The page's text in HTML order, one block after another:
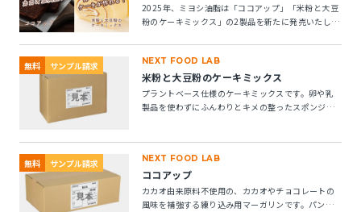
2025年、ミヨシ油脂は「ココアップ」「米粉と大豆
粉のケーキミックス」の2製品を新たに発売いたしま
無料 サンプル請求 NEXT FOOD LAB
米粉と大豆粉のケーキミックス
プラントベース仕様のケーキミックスです。卵や乳
製品を使わずにふんわりとキメの整ったスポンジケ
無料 サンプル請求 NEXT FOOD LAB
ココアップ
カカオ由来原料不使用の、カカオやチョコレートの
風味を補強する練り込み用マーガリンです。パン・